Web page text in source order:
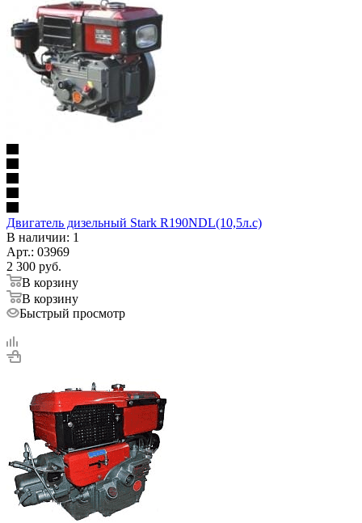
Двигатель дизельный Stark R190NDL(10,5л.с)
В наличии: 1
Арт.: 03969
2 300 руб.
В корзину
В корзину
Быстрый просмотр